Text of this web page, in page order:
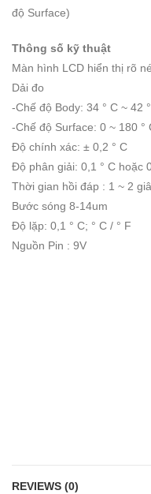
độ Surface)
Thông số kỹ thuật
Màn hình LCD hiển thị rõ
Dải đo
-Chế độ Body: 34 ° C ~ 42
-Chế độ Surface: 0 ~ 180 °
Độ chính xác: ± 0,2 ° C
Độ phân giải: 0,1 ° C hoặc
Thời gian hồi đáp : 1 ~ 2
Bước sóng 8-14um
Độ lặp: 0,1 ° C; ° C / ° F
Nguồn Pin : 9V
REVIEWS (0)